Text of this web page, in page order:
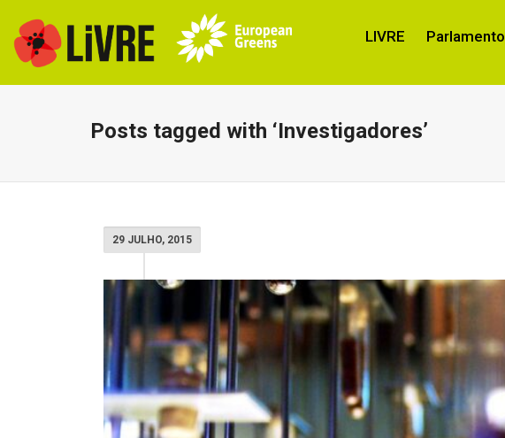
LIVRE Parlamento
Posts tagged with ‘Investigadores’
29 JULHO, 2015